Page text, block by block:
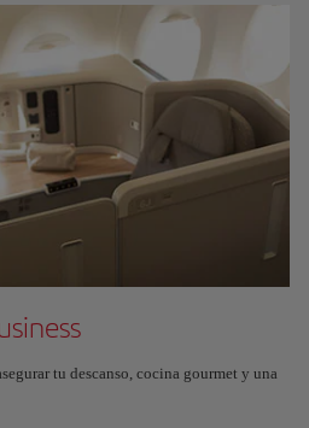
tu descanso, cocina gourmet y una